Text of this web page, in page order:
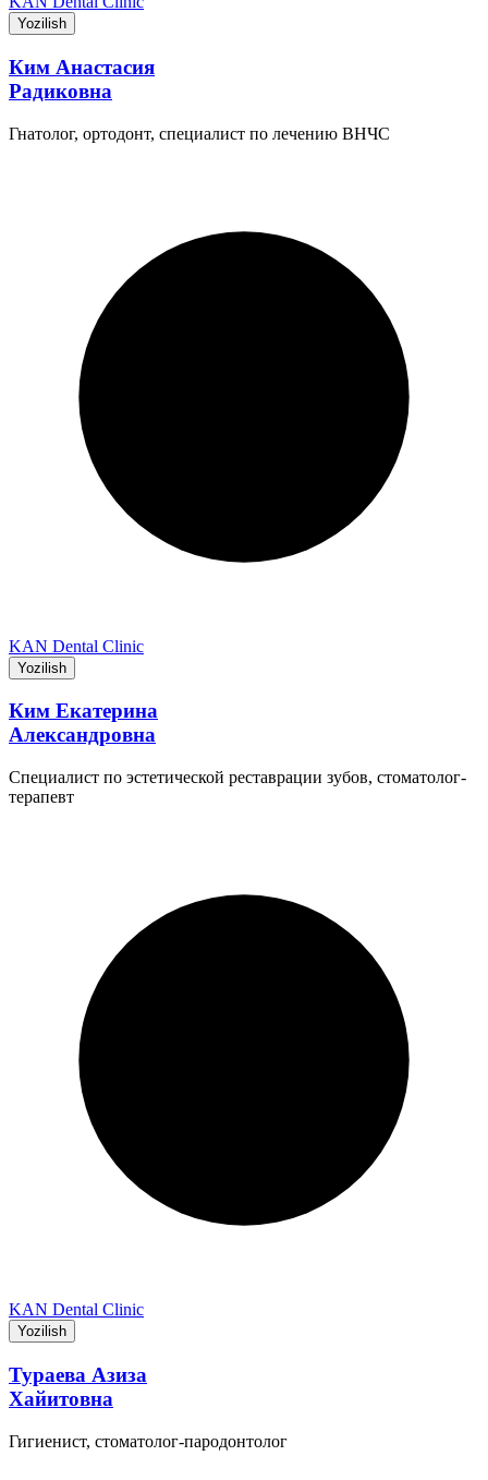
Yozilish
Ким Анастасия
Радиковна
Гнатолог, ортодонт, специалист по лечению ВНЧС
KAN Dental Clinic
Yozilish
Ким Екатерина
Александровна
Специалист по эстетической реставрации зубов, стоматолог-
терапевт
KAN Dental Clinic
Yozilish
Тураева Азиза
Хайитовна
Гигиенист, стоматолог-пародонтолог